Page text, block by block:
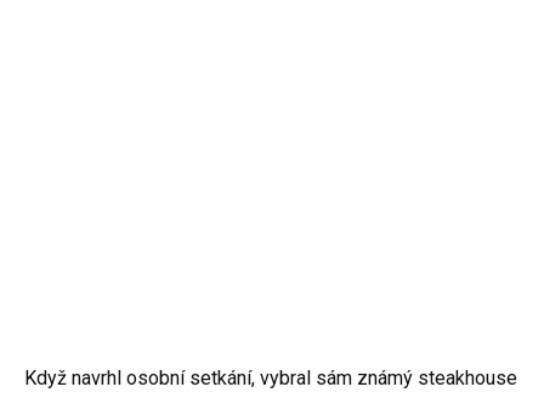
Když navrhl osobní setkání, vybral sám známý steakhouse